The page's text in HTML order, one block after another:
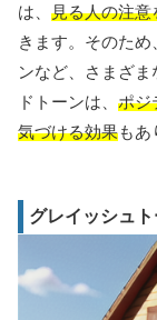
は、 見る人の注意
きます。そのた
ンなど、さまざ
ドトーンは、 ポジ
気づける効果もあ
グレイッシュ